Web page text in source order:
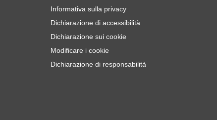
Informativa sulla privacy
Dichiarazione di accessibilità
Dichiarazione sui cookie
Modificare i cookie
Dichiarazione di responsabilità